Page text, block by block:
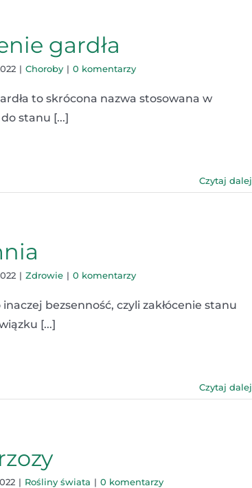
gardła
| Choroby | 0 komentarzy
to skrócona nazwa stosowana w
stanu [...]
Czytaj dalej
| Zdrowie | 0 komentarzy
bezsenność, czyli zakłócenie stanu
[...]
Czytaj dalej
| Rośliny świata | 0 komentarzy